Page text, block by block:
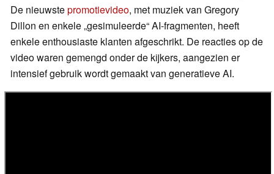
De nieuwstepromotievideo, met muziek van Gregory
Dillon en enkele „gesimuleerde“ AI-fragmenten, heeft
enkele enthousiaste klanten afgeschrikt. De reacties op de
video waren gemengd onder de kijkers, aangezien er
intensief gebruik wordt gemaakt van generatieve AI.